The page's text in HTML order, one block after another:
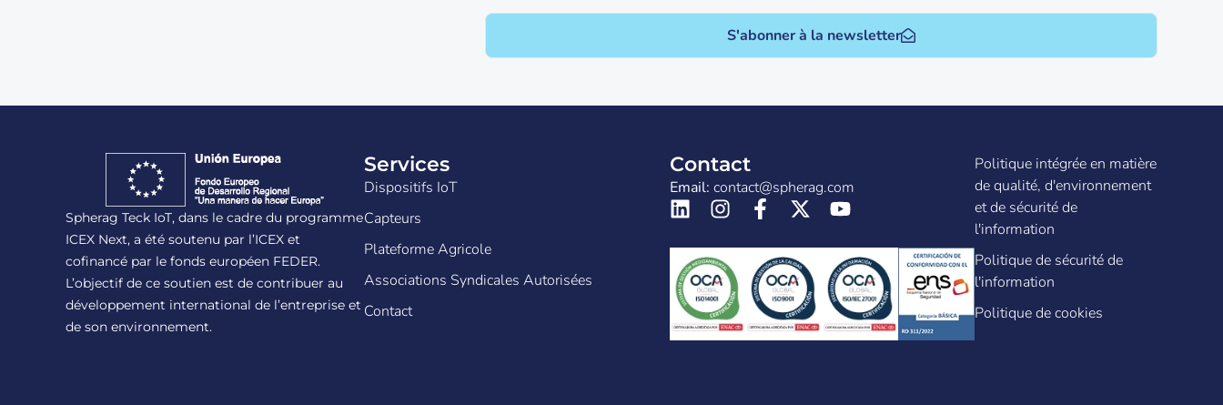
S'abonner à la newsletter
Spherag Teck IoT, dans le cadre du programme
ICEX Next, a été soutenu par l’ICEX et
cofinancé par le fonds européen FEDER.
L’objectif de ce soutien est de contribuer au
développement international de l’entreprise et
de son environnement.
Services
Dispositifs IoT
Capteurs
Plateforme Agricole
Associations Syndicales Autorisées
Contact
Contact
Email: contact@spherag.com
Politique intégrée en matière
de qualité, d'environnement
et de sécurité de
l'information
Politique de sécurité de
l'information
Politique de cookies